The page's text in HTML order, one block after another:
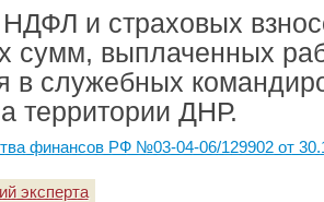
и страховых
сумм, выплаченных
в служебных
территории ДНР.
финансов РФ №03-04-06/129902 от
эксперта